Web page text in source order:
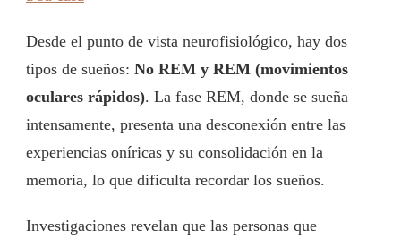
Desde el punto de vista neurofisiológico, hay dos
tipos de sueños: No REM y REM (movimientos
oculares rápidos). La fase REM, donde se sueña
intensamente, presenta una desconexión entre las
experiencias oníricas y su consolidación en la
memoria, lo que dificulta recordar los sueños.
Investigaciones revelan que las personas que